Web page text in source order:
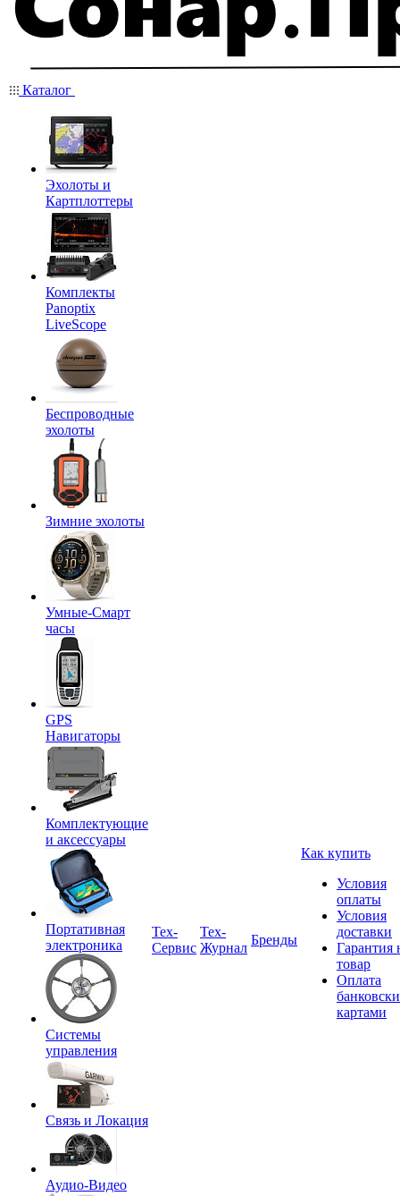
Каталог
Эхолоты и
Картплоттеры
Комплекты
Panoptix
LiveScope
Беспроводные
эхолоты
Зимние эхолоты
Умные-Смарт
часы
GPS
Навигаторы
Комплектующие
и аксессуары
Портативная
электроника
Системы
управления
Связь и Локация
Аудио-Видео
Tex-
Сервис
Тех-
Журнал
Бренды
Как купить
Условия
оплаты
Условия
доставки
Гарантия
товар
Оплата
картами